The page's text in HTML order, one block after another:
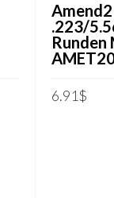
.223/
Runden
6.91$